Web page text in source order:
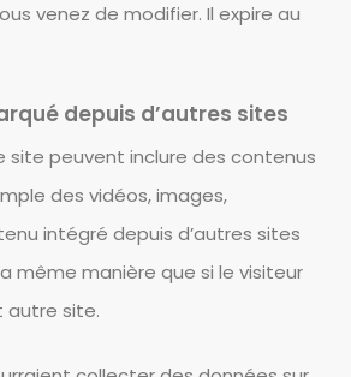
venez de modifier. Il expire au
depuis d’autres sites
site peuvent inclure des contenus
des vidéos, images,
intégré depuis d’autres sites
même manière que si le visiteur
autre site.